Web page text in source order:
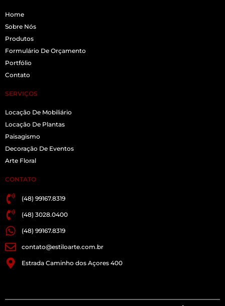
Home
Sobre Nós
Produtos
Formulário De Orçamento
Portfólio
Contato
SERVIÇOS
Locação De Mobiliário
Locação De Plantas
Paisagismo
Decoração De Eventos
Arte Floral
CONTATO
(48) 99167.8319
(48) 3028.0400
(48) 99167.8319
contato@estiloarte.com.br
Estrada Caminho dos Açores 400